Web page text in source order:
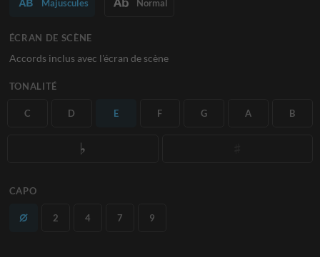
Majuscules Normal
ÉCRAN DE SCÈNE
Accords inclus avec l'écran de scène
TONALITÉ
C D E F G A B
CAPO
2 4 7 9